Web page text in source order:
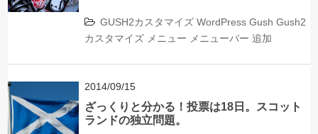
GUSH2カスタマイズ WordPress Gush Gush2
カスタマイズ メニュー メニューバー 追加
2014/09/15
ざっくりと分かる！投票は18日。スコット
ランドの独立問題。